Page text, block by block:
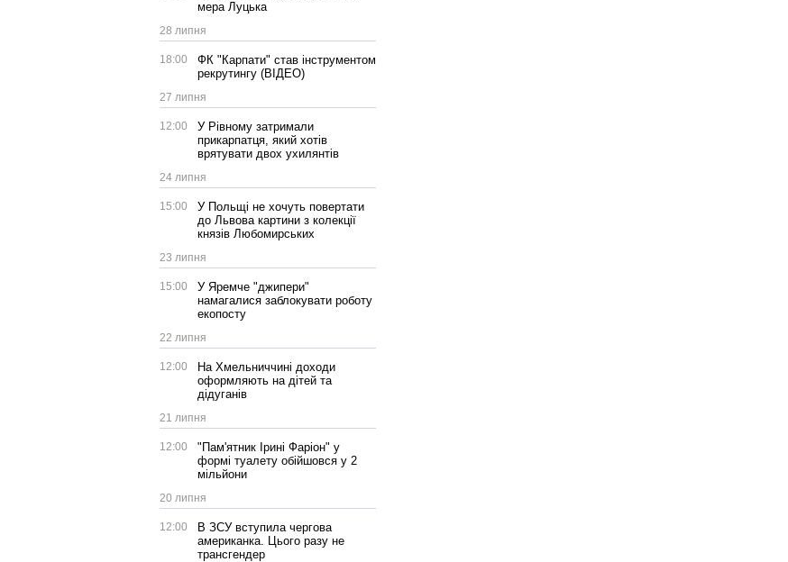
мера Луцька
28 липня
18:00
ФК "Карпати" став інструментом
рекрутингу (ВІДЕО)
27 липня
12:00
У Рівному затримали
прикарпатця, який хотів
врятувати двох ухилянтів
24 липня
15:00
У Польщі не хочуть повертати
до Львова картини з колекції
князів Любомирських
23 липня
15:00
У Яремче "джипери"
намагалися заблокувати роботу
екопосту
22 липня
12:00
На Хмельниччині доходи
оформляють на дітей та
дідуганів
21 липня
12:00
"Пам'ятник Ірині Фаріон" у
формі туалету обійшовся у 2
мільйони
20 липня
12:00
В ЗСУ вступила чергова
американка. Цього разу не
трансгендер